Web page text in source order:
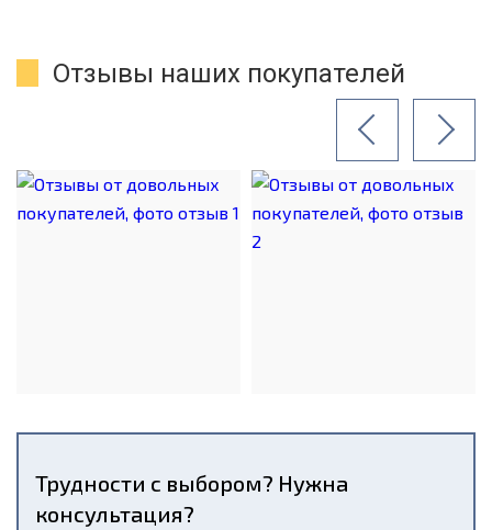
Отзывы наших покупателей
Трудности с выбором? Нужна
консультация?